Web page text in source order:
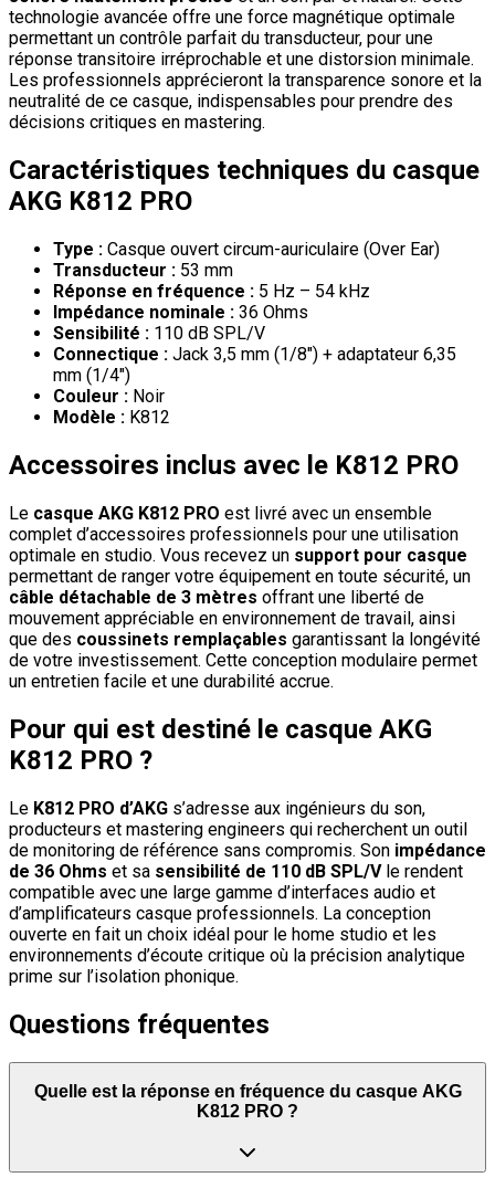
technologie avancée offre une force magnétique optimale
permettant un contrôle parfait du transducteur, pour une
réponse transitoire irréprochable et une distorsion minimale.
Les professionnels apprécieront la transparence sonore et la
neutralité de ce casque, indispensables pour prendre des
décisions critiques en mastering.
Caractéristiques techniques du casque
AKG K812 PRO
Type : Casque ouvert circum-auriculaire (Over Ear)
Transducteur : 53 mm
Réponse en fréquence : 5 Hz – 54 kHz
Impédance nominale : 36 Ohms
Sensibilité : 110 dB SPL/V
Connectique : Jack 3,5 mm (1/8″) + adaptateur 6,35
mm (1/4″)
Couleur : Noir
Modèle : K812
Accessoires inclus avec le K812 PRO
Le casque AKG K812 PRO est livré avec un ensemble
complet d’accessoires professionnels pour une utilisation
optimale en studio. Vous recevez un support pour casque
permettant de ranger votre équipement en toute sécurité, un
câble détachable de 3 mètres offrant une liberté de
mouvement appréciable en environnement de travail, ainsi
que des coussinets remplaçables garantissant la longévité
de votre investissement. Cette conception modulaire permet
un entretien facile et une durabilité accrue.
Pour qui est destiné le casque AKG
K812 PRO ?
Le K812 PRO d’AKG s’adresse aux ingénieurs du son,
producteurs et mastering engineers qui recherchent un outil
de monitoring de référence sans compromis. Son impédance
de 36 Ohms et sa sensibilité de 110 dB SPL/Vle rendent
compatible avec une large gamme d’interfaces audio et
d’amplificateurs casque professionnels. La conception
ouverte en fait un choix idéal pour le home studio et les
environnements d’écoute critique où la précision analytique
prime sur l’isolation phonique.
Questions fréquentes
Quelle est la réponse en fréquence du casque AKG
K812 PRO ?